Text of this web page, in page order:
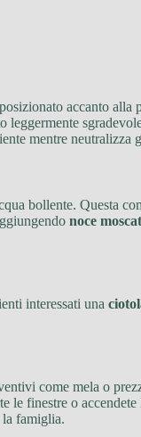
accanto alla
mentre neutralizza
bollente. Questa
noce
interessati una
come mela o
finestre o
la famiglia.